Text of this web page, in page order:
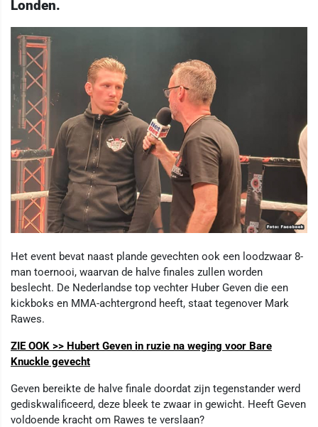
Londen.
Het event bevat naast plande gevechten ook een loodzwaar 8-
man toernooi, waarvan de halve finales zullen worden
beslecht. De Nederlandse top vechter Huber Geven die een
kickboks en MMA-achtergrond heeft, staat tegenover Mark
Rawes.
ZIE OOK >> Hubert Geven in ruzie na weging voor Bare
Knuckle gevecht
Geven bereikte de halve finale doordat zijn tegenstander werd
gediskwalificeerd, deze bleek te zwaar in gewicht. Heeft Geven
voldoende kracht om Rawes te verslaan?